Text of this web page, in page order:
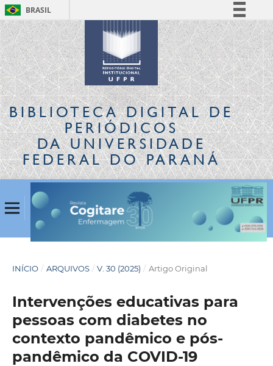
BRASIL
Simplifique!
Comunica BR
Participe
Acesso à informação
Legislação
Canais
BIBLIOTECA DIGITALDE
PERIÓDICOS
DA UNIVERSIDADE
FEDERAL DO PARANÁ
INÍCIO / ARQUIVOS / V. 30 (2025) / Artigo Original
Intervenções educativas para
pessoas com diabetes no
contexto pandêmico e pós-
pandêmico da COVID-19